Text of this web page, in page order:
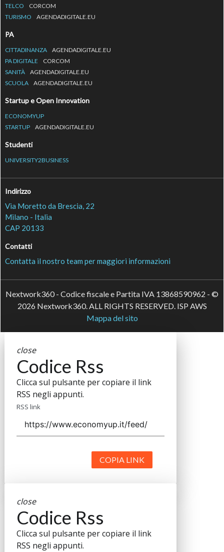
TELCO
CORCOM
TURISMO
AGENDADIGITALE.EU
PA
CITTADINANZA
AGENDADIGITALE.EU
PA DIGITALE
CORCOM
SANITÀ
AGENDADIGITALE.EU
SCUOLA
AGENDADIGITALE.EU
Startup e Open Innovation
ECONOMYUP
STARTUP
AGENDADIGITALE.EU
Studenti
UNIVERSITY2BUSINESS
Indirizzo
Via Moretto da Brescia, 22
Milano - Italia
CAP 20133
Contatti
Contatta il nostro team per maggiori informazioni
Nextwork360 - Codice fiscale e Partita IVA 13868590962 - ©
2026 Nextwork360. ALL RIGHTS RESERVED. ISP AWS
Mappa del sito
close
Codice Rss
Clicca sul pulsante per copiare il link
RSS negli appunti.
RSS link
COPIA LINK
close
Codice Rss
Clicca sul pulsante per copiare il link
RSS negli appunti.